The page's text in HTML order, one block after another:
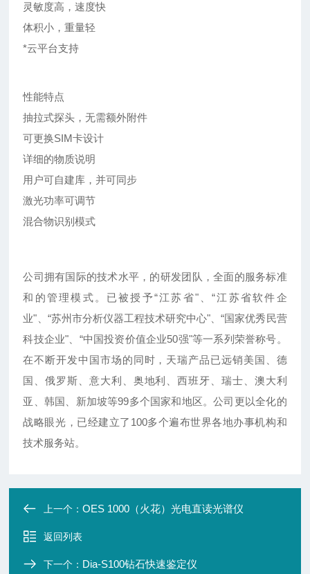
灵敏度高，速度快
体积小，重量轻
*云平台支持
性能特点
抽拉式探头，无需额外附件
可更换SIM卡设计
详细的物质说明
用户可自建库，并可同步
激光功率可调节
混合物识别模式
公司拥有国际的技术水平，的研发团队，全面的服务标准
和的管理模式。已被授予“江苏省"、“江苏省软件企
业"、“苏州市分析仪器工程技术研究中心"、“国家优秀民营
科技企业"、“中国投资价值企业50强"等一系列荣誉称号。
在不断开发中国市场的同时，天瑞产品已远销美国、德
国、俄罗斯、意大利、奥地利、西班牙、瑞士、澳大利
亚、韩国、新加坡等99多个国家和地区。公司更以全化的
战略眼光，已经建立了100多个遍布世界各地办事机构和
技术服务站。
上一个：OES 1000（火花）光电直读光谱仪
返回列表
下一个： Dia-S100钻石快速鉴定仪